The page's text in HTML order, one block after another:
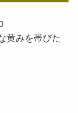
黄みを帯びた